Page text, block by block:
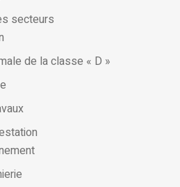
secteurs
de la classe « D »